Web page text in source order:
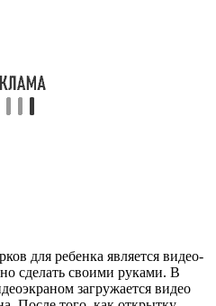
для ребенка является видео-
сделать своими руками. В
загружается видео